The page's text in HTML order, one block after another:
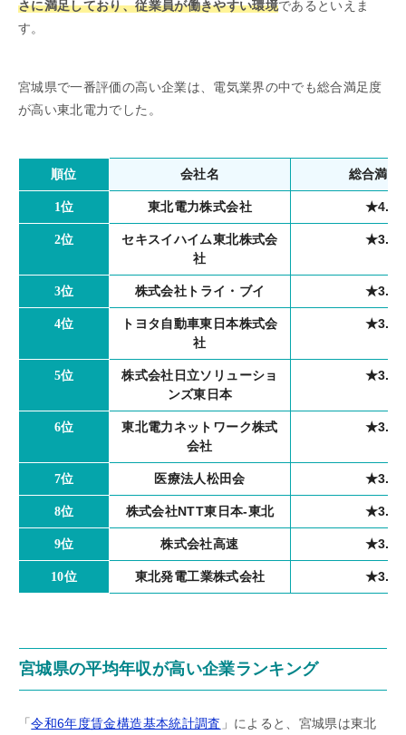
さに満足しており、従業員が働きやすい環境であるといえま
す。
宮城県で一番評価の高い企業は、電気業界の中でも総合満足度
が高い東北電力でした。
順位 会社名 総合満足
1位 東北電力株式会社 ★4.0
2位
セキスイハイム東北株式会
社
★3.8
3位 株式会社トライ・ブイ ★3.8
4位
トヨタ自動車東日本株式会
社
★3.7
5位
株式会社日立ソリューショ
ンズ東日本
★3.7
6位
東北電力ネットワーク株式
会社
★3.7
7位 医療法人松田会 ★3.7
8位 株式会社NTT東日本-東北 ★3.6
9位 株式会社高速 ★3.6
10位 東北発電工業株式会社 ★3.5
宮城県の平均年収が高い企業ランキング
「令和6年度賃金構造基本統計調査 」によると、宮城県は東北